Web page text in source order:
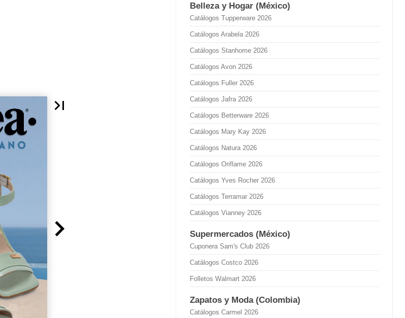
Belleza y Hogar (México)
Catálogos Tupperware 2026
Catálogos Arabela 2026
Catálogos Stanhome 2026
Catálogos Avon 2026
Catálogos Fuller 2026
Catálogos Jafra 2026
Catálogos Betterware 2026
Catálogos Mary Kay 2026
Catálogos Natura 2026
Catálogos Oriflame 2026
Catálogos Yves Rocher 2026
Catálogos Terramar 2026
Catálogos Vianney 2026
Supermercados (México)
Cuponera Sam's Club 2026
Catálogos Costco 2026
Folletos Walmart 2026
Zapatos y Moda (Colombia)
Catálogos Carmel 2026